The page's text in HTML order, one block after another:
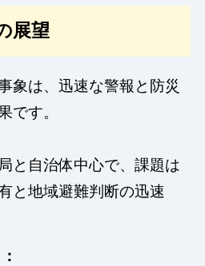
展望
象は、迅速な警報と防災
です。
と自治体中心で、課題は
と地域避難判断の迅速